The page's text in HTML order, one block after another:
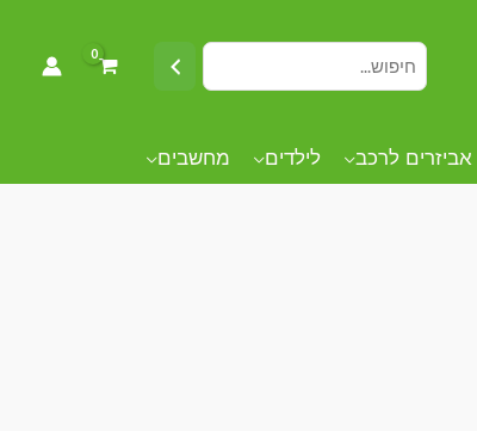
אביזרים לרכב לילדים מחשבים